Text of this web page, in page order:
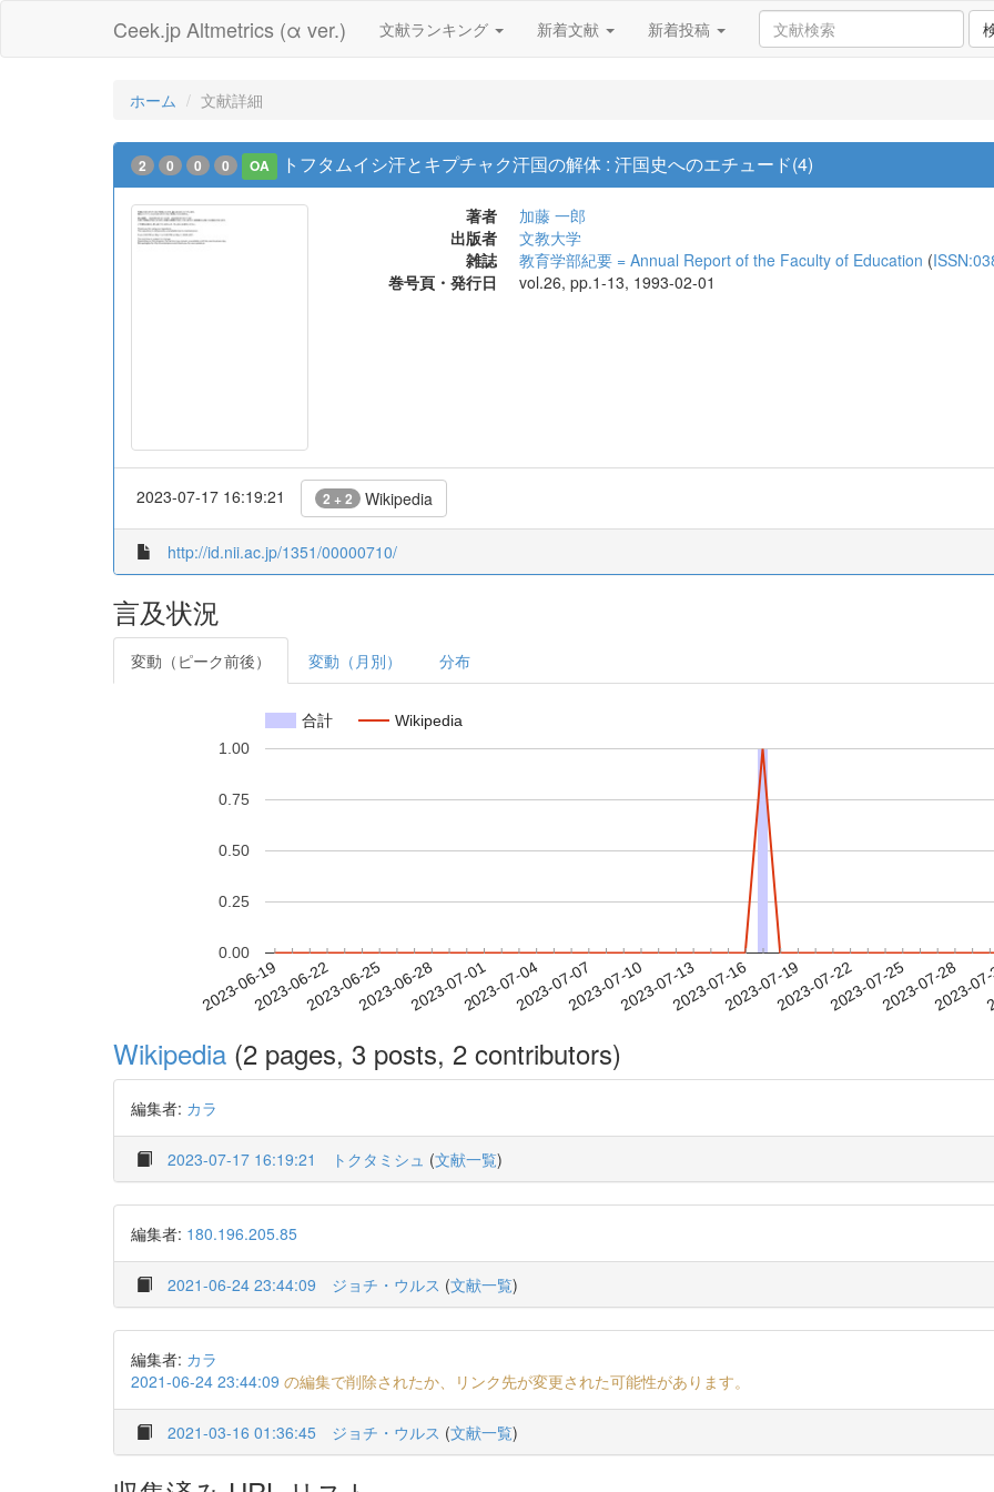
Ceek.jp Altmetrics (α ver.) 文献ランキング 新着文献 新着投稿
ホーム 文献詳細
2 0 0 0 OA トフタムイシ汗とキプチャク汗国の解体 : 汗国史へのエチュード(4)
著者
加藤 一郎
出版者
文教大学
雑誌
教育学部紀要 = Annual Report of the Faculty of Education (
巻号頁・発行日
vol.26, pp.1-13, 1993-02-01
2023-07-17 16:19:21 2 + 2 Wikipedia
http://id.nii.ac.jp/1351/00000710/
言及状況
変動（ピーク前後） 変動（月別） 分布
合計 Wikipedia
2023-06-192023-06-222023-06-252023-06-282023-07-012023-07-042023-07-072023-07-102023-07-132023-07-162023-07-192023-07-222023-07-252023-07-28
2023-
0.00
0.25
0.50
0.75
1.00
Wikipedia (2 pages, 3 posts, 2 contributors)
編集者: カラ
2023-07-17 16:19:21 トクタミシュ (文献一覧)
編集者: 180.196.205.85
2021-06-24 23:44:09 ジョチ・ウルス (文献一覧)
編集者: カラ
2021-06-24 23:44:09 の編集で削除されたか、リンク先が変更された可能性があります。
2021-03-16 01:36:45 ジョチ・ウルス (文献一覧)